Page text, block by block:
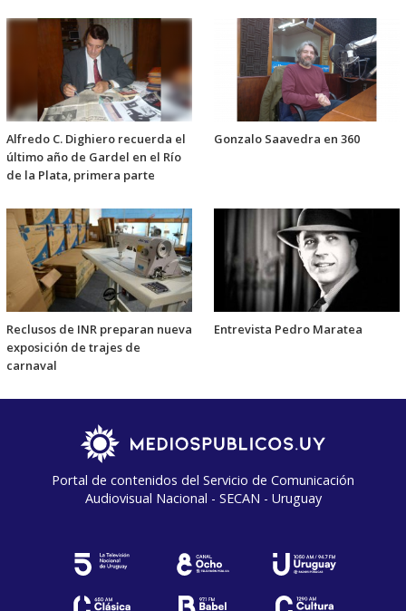
Alfredo C. Dighiero recuerda el
último año de Gardel en el Río
de la Plata, primera parte
Gonzalo Saavedra en 360
Reclusos de INR preparan nueva
exposición de trajes de
carnaval
Entrevista Pedro Maratea
Portal de contenidos del Servicio de Comunicación
Audiovisual Nacional - SECAN - Uruguay